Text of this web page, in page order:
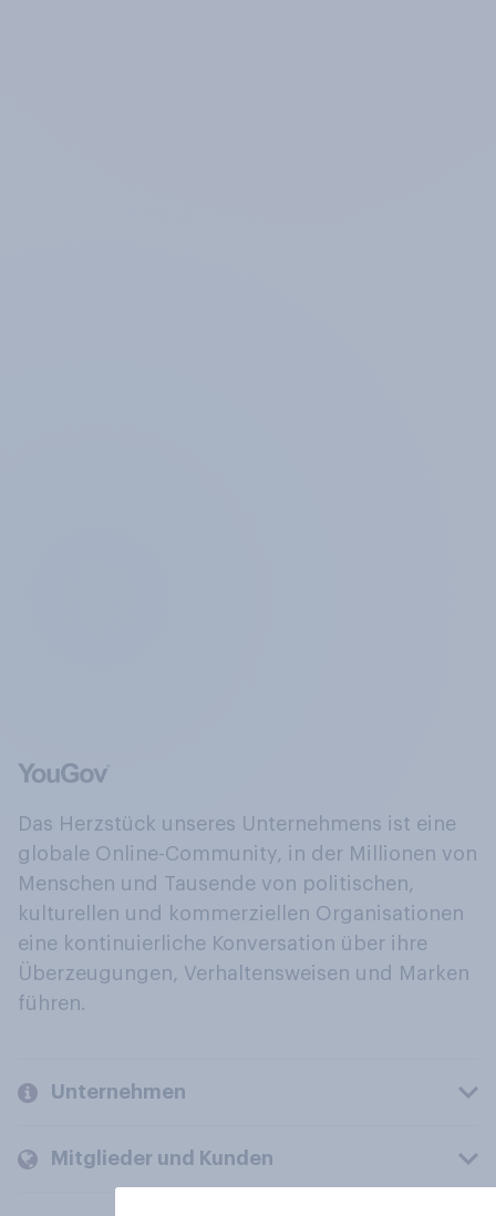
Das Herzstück unseres Unternehmens ist eine
globale Online-Community, in der Millionen von
Menschen und Tausende von politischen,
kulturellen und kommerziellen Organisationen
eine kontinuierliche Konversation über ihre
Überzeugungen, Verhaltensweisen und Marken
führen.
Unternehmen
Mitglieder und Kunden